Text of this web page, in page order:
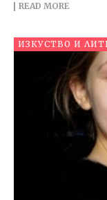
READ MORE
ИЗКУСТВО И